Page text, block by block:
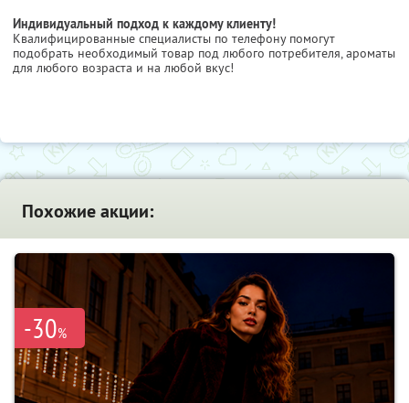
Индивидуальный подход к каждому клиенту!
Квалифицированные специалисты по телефону помогут
подобрать необходимый товар под любого потребителя, ароматы
для любого возраста и на любой вкус!
Похожие акции:
-30%